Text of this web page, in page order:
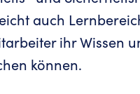
auch
ihr Wissen
können.